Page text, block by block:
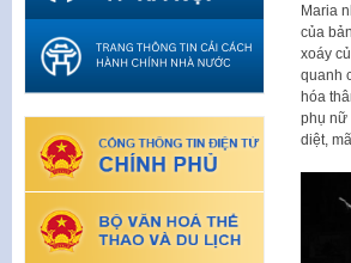
Maria
của
xoáy
quanh
hóa
phụ nữ
diệt,